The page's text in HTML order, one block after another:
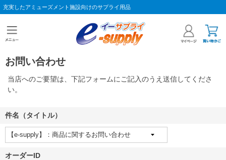
充実したアミューズメント施設向けのサプライ用品
お問い合わせ
当店へのご要望は、下記フォームにご記入のうえ送信してくださ
い。
件名（タイトル）
オーダーID